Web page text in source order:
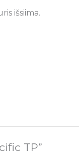
išsiima.
TP”